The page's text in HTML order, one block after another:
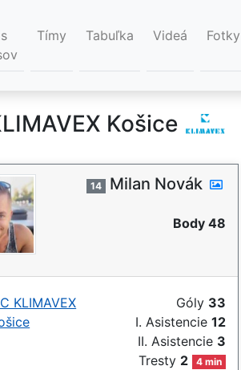
Tímy Tabuľka Videá Fotky
Košice
14 Milan Novák
Body 48
KLIMAVEX
Góly 33
I. Asistencie 12
II. Asistencie 3
Tresty 2 4 min